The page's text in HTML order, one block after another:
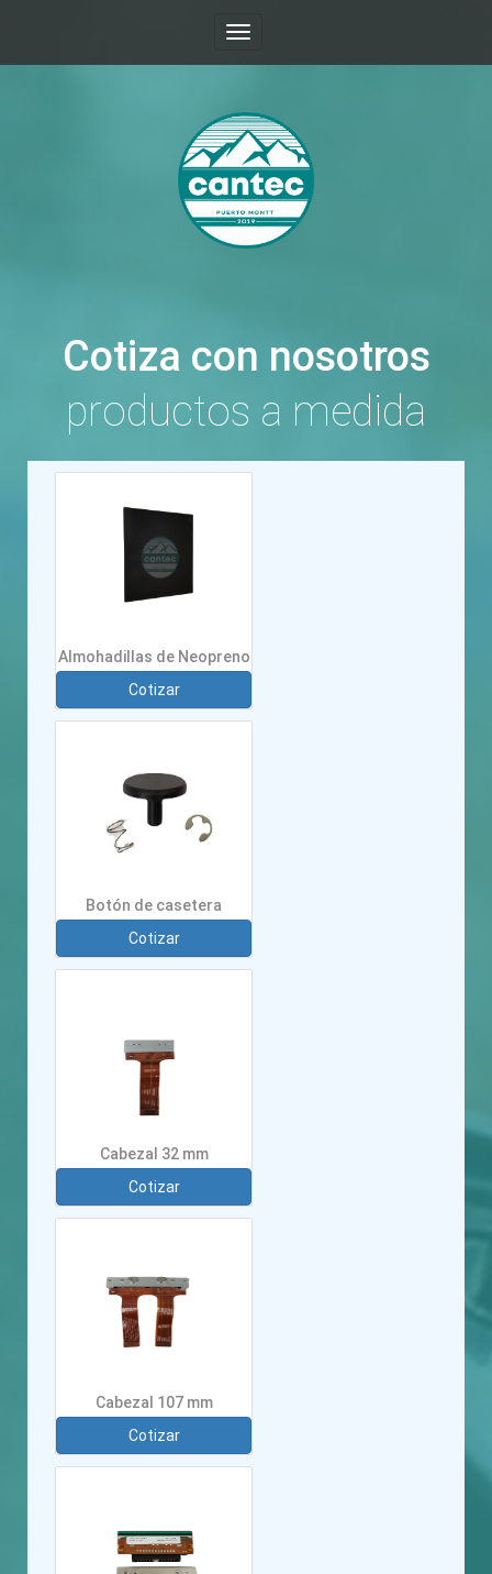
Toggle
navigation
Cotiza con nosotros
productos a medida
Almohadillas de Neopreno
Cotizar
Botón de casetera
Cotizar
Cabezal 32 mm
Cotizar
Cabezal 107 mm
Cotizar